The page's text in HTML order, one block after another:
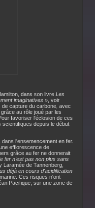
dans son livre Les
imaginatives » , voir
de capture du carbone, avec
au rôle joué par les
favoriser l'éclosion de ces
depuis le début
l'ensemencement en fer.
efflorescence de
grâce au fer ne donnerait
fer n'est pas non plus sans
Laramée de Tannenberg,
déjà en cours d'acidification
Ces risques n'ont
Pacifique, sur une zone de